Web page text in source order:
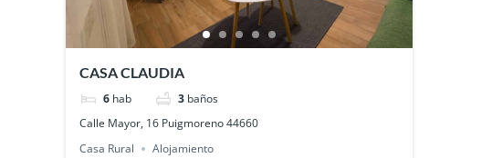
CASA CLAUDIA
6 hab 3 baños
Calle Mayor, 16 Puigmoreno 44660
Casa Rural
Alojamiento